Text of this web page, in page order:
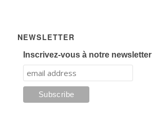
NEWSLETTER
Inscrivez-vous à notre newsletter